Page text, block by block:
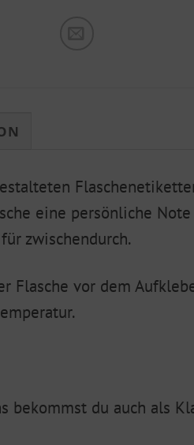
eine persönliche
zwischendurch.
Flasche vor dem
du auch als